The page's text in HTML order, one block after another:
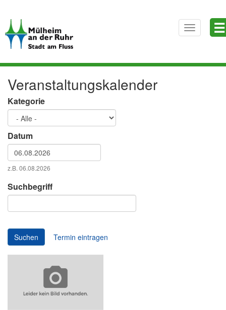
zum
Inhalt
Toggle
navigation
☰
Veranstaltungskalender
Kategorie
Datum
Datum
z.B. 06.08.2026
Datum
Suchbegriff
Suchen Termin eintragen